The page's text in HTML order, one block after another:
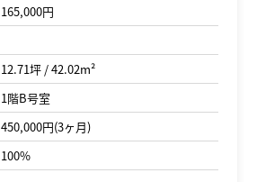
165,000円
12.71坪 / 42.02m²
1階B号室
450,000円(3ヶ月)
100%